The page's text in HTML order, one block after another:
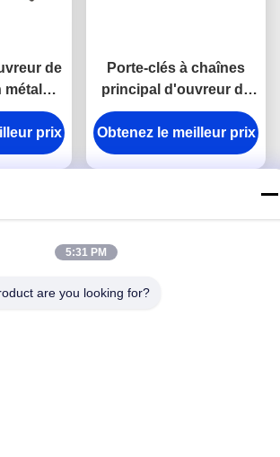
de
métal
la
de
de vin
prix
Porte-clés à chaînes
principal d'ouvreur de
bouteille de pièce de
monnaie de chariot à
achats de support en
Obtenez le meilleur prix
5:31 PM
are you looking for?